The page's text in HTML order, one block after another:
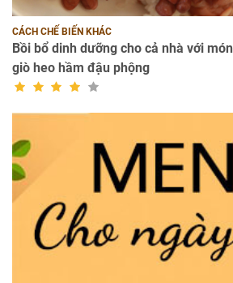
CÁCH CHẾ BIẾN KHÁC
Bồi bổ dinh dưỡng cho cả nhà với món
giò heo hầm đậu phộng